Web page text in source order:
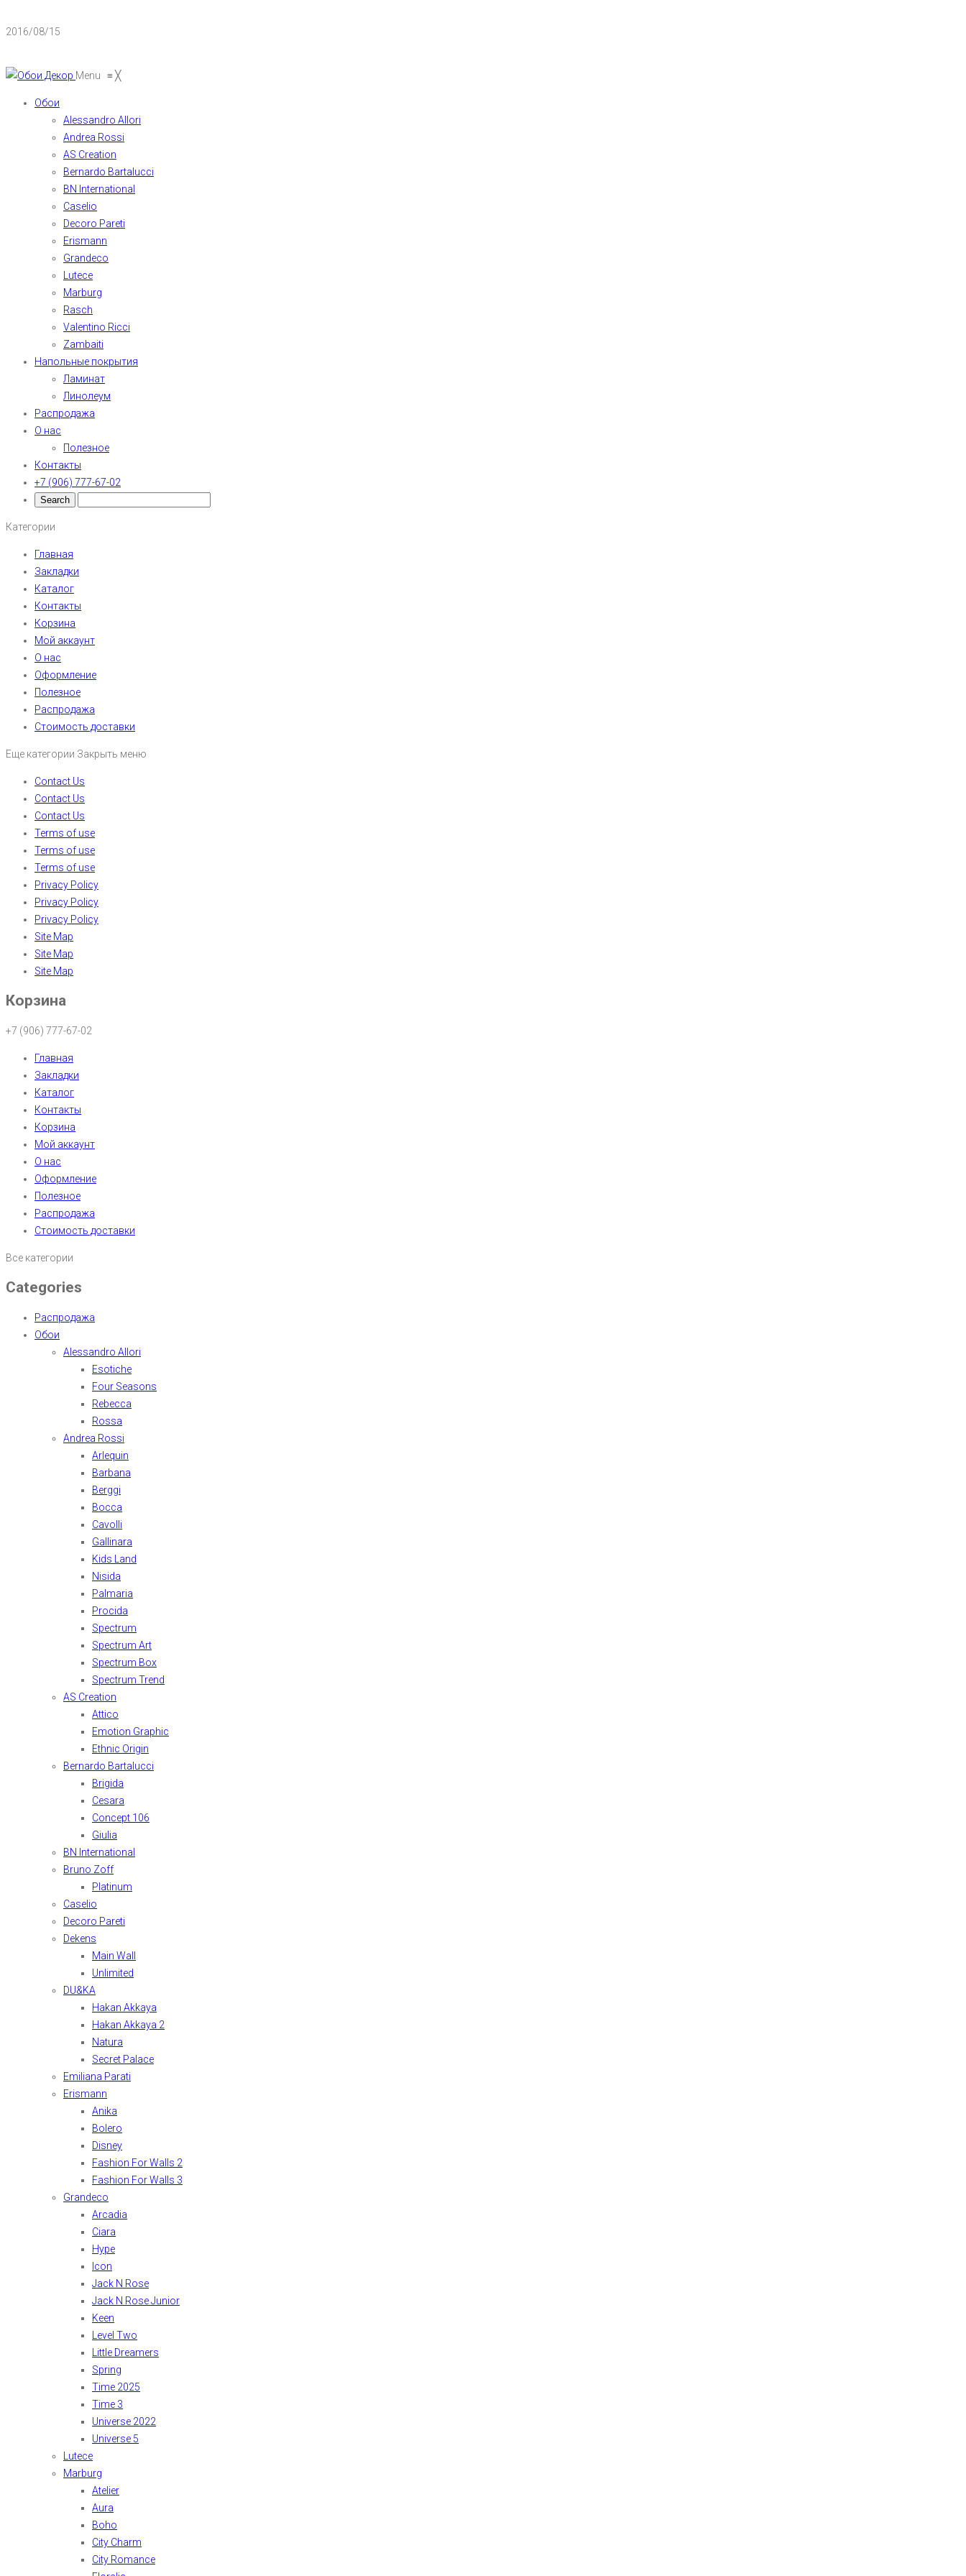
2016/08/15
Menu ≡╳
Обои
Alessandro Allori
Andrea Rossi
AS Creation
Bernardo Bartalucci
BN International
Caselio
Decoro Pareti
Erismann
Grandeco
Lutece
Marburg
Rasch
Valentino Ricci
Zambaiti
Напольные покрытия
Ламинат
Линолеум
Распродажа
О нас
Полезное
Контакты
+7 (906) 777-67-02
Категории
Главная
Закладки
Каталог
Контакты
Корзина
Мой аккаунт
О нас
Оформление
Полезное
Распродажа
Стоимость доставки
Еще категории Закрыть меню
Contact Us
Contact Us
Contact Us
Terms of use
Terms of use
Terms of use
Privacy Policy
Privacy Policy
Privacy Policy
Site Map
Site Map
Site Map
Корзина
+7 (906) 777-67-02
Главная
Закладки
Каталог
Контакты
Корзина
Мой аккаунт
О нас
Оформление
Полезное
Распродажа
Стоимость доставки
Все категории
Categories
Распродажа
Обои
Alessandro Allori
Esotiche
Four Seasons
Rebecca
Rossa
Andrea Rossi
Arlequin
Barbana
Berggi
Bocca
Cavolli
Gallinara
Kids Land
Nisida
Palmaria
Procida
Spectrum
Spectrum Art
Spectrum Box
Spectrum Trend
AS Creation
Attico
Emotion Graphic
Ethnic Origin
Bernardo Bartalucci
Brigida
Cesara
Concept 106
Giulia
BN International
Bruno Zoff
Platinum
Caselio
Decoro Pareti
Dekens
Main Wall
Unlimited
DU&KA
Hakan Akkaya
Hakan Akkaya 2
Natura
Secret Palace
Emiliana Parati
Erismann
Anika
Bolero
Disney
Fashion For Walls 2
Fashion For Walls 3
Grandeco
Arcadia
Ciara
Hype
Icon
Jack N Rose
Jack N Rose Junior
Keen
Level Two
Little Dreamers
Spring
Time 2025
Time 3
Universe 2022
Universe 5
Lutece
Marburg
Atelier
Aura
Boho
City Charm
City Romance